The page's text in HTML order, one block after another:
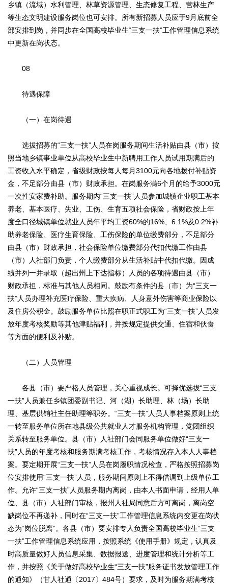
乡镇（流域）水利管理、林草资源管理、生态修复工程、营林生产
等生态文明建设服务岗位也可安排。所有新招募人员应于9月底前全
部安排到岗，并同步在全国高校毕业生“三支一扶”工作管理信息系统
中更新在岗状态。
08
待遇保障
（一）在岗待遇
选拔招募的“三支一扶”人员在岗服务期间生活补贴由县（市）按
照当地乡镇事业单位从高校毕业生中新聘用工作人员试用期满后的
工资收入水平确定，省级财政按每人每月3100元向各地拨付补贴资
金，不足部分由县（市）财政承担。在岗服务满6个月的给予3000元
一次性安家费补助。服务期内“三支一扶”人员参加城镇企业职工基本
养老、基本医疗、失业、工伤、生育五项社会保险，省财政按上年
度全口径城镇单位就业人员年平均工资60%的16%、6.1%及0.2%补
助养老保险、医疗生育保险、工伤保险的单位缴费部分，不足部分
由县（市）财政承担，社会保险单位缴费部分代扣代缴工作由县
（市）人社部门负责，个人缴费部分从生活补贴中代扣代缴。因成
绩并列一并录取（超出州上下达指标）人员的各项待遇由县（市）
财政承担，标准与其他人员相同。鼓励有条件的县（市）为“三支一
扶”人员办理补充医疗保险、重大疾病、人身意外伤害等商业保险以
及住房公积金。鼓励服务单位比照在职正式职工为“三支一扶”人员发
放年度考核奖励等其他津贴福利，并按规定提供交通、住宿和伙食
等方面的便利及补贴。
（二）人员管理
各县（市）要严格人员管理，关心重视成长。可择优选拔“三支
一扶”人员兼任乡镇团委副书记、河（湖）长助理、林（场）长助
理、基层供销社主任助理等职务。“三支一扶”人员人事档案原则上统
一转至服务单位所在地县级公共就业人才服务机构管理，党团组织
关系转至服务单位。县（市）人社部门会同服务单位做好“三支一
扶”人员的年度考核和服务期满考核工作，考核情况存入本人人事档
案。要定期开展“三支一扶”人员在岗履职情况检查，严格按照招募岗
位安排使用“三支一扶”人员，服务期间原则上不得借调到上级单位工
作。允许“三支一扶”人员服务期内离岗，由本人书面申请，经用人单
位、县（市）人社部门审核，报州人社局同意后方可离岗，离岗空
缺岗位不再递补，同时在“三支一扶”工作管理信息系统内变更在岗状
态为“岗位脱离”。各县（市）要安排专人负责全国高校毕业生“三支
一扶”工作管理信息系统应用，按照系统《使用手册》规定，认真及
时高质量做好人员信息采集、数据报送、进度管理和统计分析等工
作，并按照《关于做好高校毕业生“三支一扶”服务证书发放管理工作
的通知》（甘人社通〔2017〕484号）要求，及时为服务期满考核